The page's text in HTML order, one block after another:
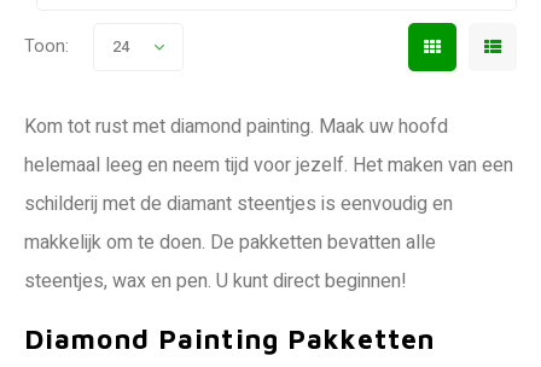
Toon: 24
Kom tot rust met diamond painting. Maak uw hoofd
helemaal leeg en neem tijd voor jezelf. Het maken van een
schilderij met de diamant steentjes is eenvoudig en
makkelijk om te doen. De pakketten bevatten alle
steentjes, wax en pen. U kunt direct beginnen!
Diamond Painting Pakketten